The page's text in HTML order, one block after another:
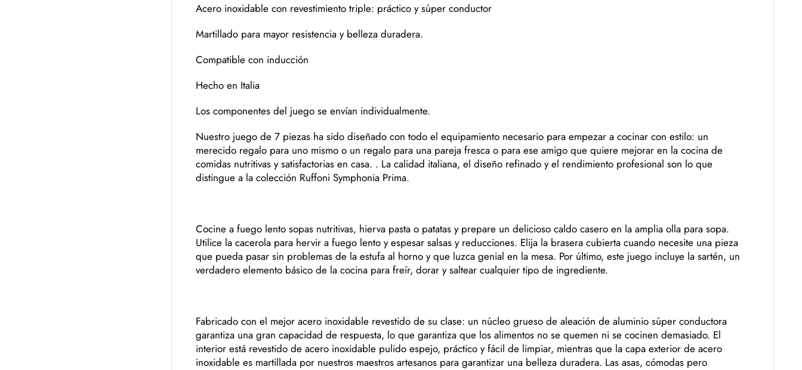
Acero inoxidable con revestimiento triple: práctico y súper conductor
Martillado para mayor resistencia y belleza duradera.
Compatible con inducción
Hecho en Italia
Los componentes del juego se envían individualmente.
Nuestro juego de 7 piezas ha sido diseñado con todo el equipamiento necesario para empezar a cocinar con estilo: un
merecido regalo para uno mismo o un regalo para una pareja fresca o para ese amigo que quiere mejorar en la cocina de
comidas nutritivas y satisfactorias en casa. . La calidad italiana, el diseño refinado y el rendimiento profesional son lo que
distingue a la colección Ruffoni Symphonia Prima.
Cocine a fuego lento sopas nutritivas, hierva pasta o patatas y prepare un delicioso caldo casero en la amplia olla para sopa.
Utilice la cacerola para hervir a fuego lento y espesar salsas y reducciones. Elija la brasera cubierta cuando necesite una pieza
que pueda pasar sin problemas de la estufa al horno y que luzca genial en la mesa. Por último, este juego incluye la sartén, un
verdadero elemento básico de la cocina para freír, dorar y saltear cualquier tipo de ingrediente.
Fabricado con el mejor acero inoxidable revestido de su clase: un núcleo grueso de aleación de aluminio súper conductora
garantiza una gran capacidad de respuesta, lo que garantiza que los alimentos no se quemen ni se cocinen demasiado. El
interior está revestido de acero inoxidable pulido espejo, práctico y fácil de limpiar, mientras que la capa exterior de acero
inoxidable es martillada por nuestros maestros artesanos para garantizar una belleza duradera. Las asas, cómodas pero